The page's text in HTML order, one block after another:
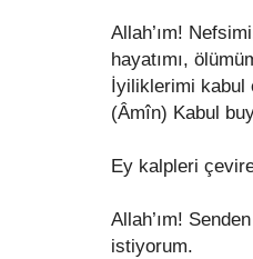
Allah’ım!
hayatımı,
İyiliklerimi kabul
(Âmîn) Kabul
Ey kalpleri
Allah’ım!
istiyorum.